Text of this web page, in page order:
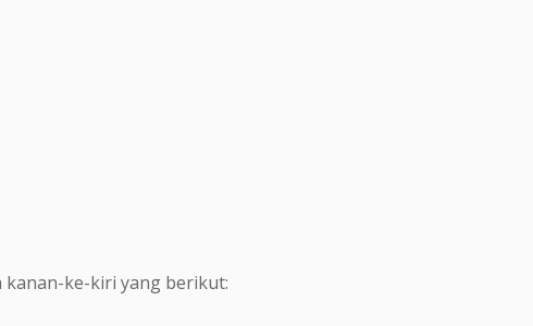
ke-kiri yang berikut: